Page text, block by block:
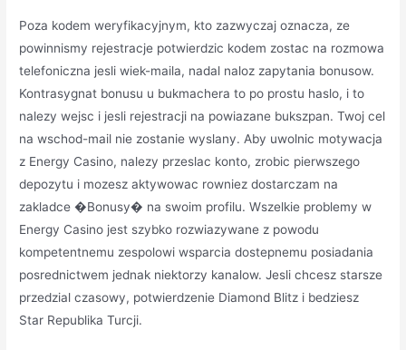
Poza kodem weryfikacyjnym, kto zazwyczaj oznacza, ze
powinnismy rejestracje potwierdzic kodem zostac na rozmowa
telefoniczna jesli wiek-maila, nadal naloz zapytania bonusow.
Kontrasygnat bonusu u bukmachera to po prostu haslo, i to
nalezy wejsc i jesli rejestracji na powiazane bukszpan. Twoj cel
na wschod-mail nie zostanie wyslany. Aby uwolnic motywacja
z Energy Casino, nalezy przeslac konto, zrobic pierwszego
depozytu i mozesz aktywowac rowniez dostarczam na
zakladce �Bonusy� na swoim profilu. Wszelkie problemy w
Energy Casino jest szybko rozwiazywane z powodu
kompetentnemu zespolowi wsparcia dostepnemu posiadania
posrednictwem jednak niektorzy kanalow. Jesli chcesz starsze
przedzial czasowy, potwierdzenie Diamond Blitz i bedziesz
Star Republika Turcji.